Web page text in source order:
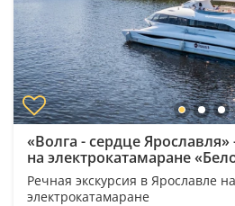
«Волга - сердце Ярославля»
на электрокатамаране
Речная экскурсия в Ярославле
электрокатамаране